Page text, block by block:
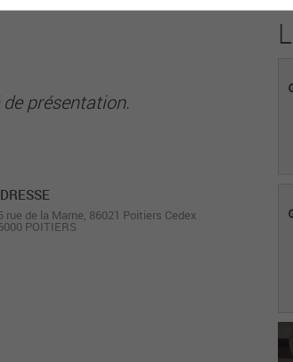
présentation.
rue de la Marne, 86021 Poitiers Cedex
POITIERS